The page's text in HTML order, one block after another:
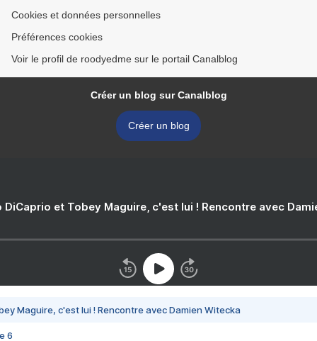
Cookies et données personnelles
Préférences cookies
Voir le profil de roodyedme sur le portail Canalblog
Créer un blog sur Canalblog
Créer un blog
DiCaprio et Tobey Maguire, c'est lui ! Rencontre avec
Maguire, c'est lui ! Rencontre avec Damien Witecka
6